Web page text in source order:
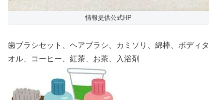
情報提供公式HP
歯ブラシセット、ヘアブラシ、カミソリ、綿棒、ボディタ
オル、コーヒー、紅茶、お茶、入浴剤